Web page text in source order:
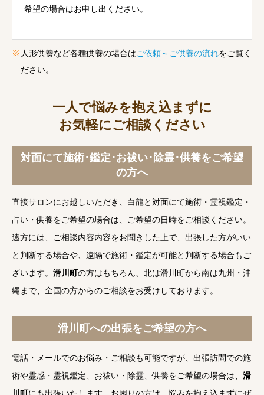
希望の場合はお申し出ください。
人形供養など各種供養の場合は ご依頼～ご供養の流れをご覧く
ださい。
一人で悩みを抱え込まずに
お気軽にご相談ください
対面にて施術･鑑定･お祓い･除霊･供養をご希望
の方へ
直接サロンにお越しいただき、白龍と対面にて施術・霊視鑑定・
占い・供養をご希望の場合は、ご希望の日時をご相談ください。
遠方には、ご相談内容内容をお聞きした上で、出張した方がいい
と判断する場合や、遠隔で施術・鑑定が可能と判断する場合もご
ざいます。 滑川町の方はもちろん、北は滑川町から南は九州・沖
縄まで、全国の方からのご相談をお受けしております。
滑川町への出張をご希望の方へ
電話・メールでのお悩み・ご相談も可能ですが、出張訪問での施
術や霊感・霊視鑑定、お祓い・除霊、供養をご希望の場合は、 滑